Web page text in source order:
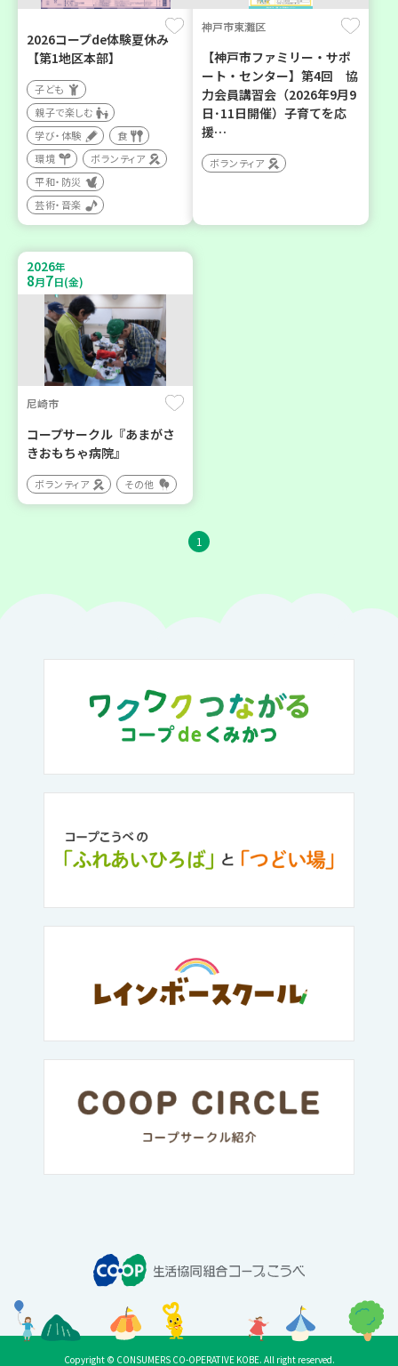
2026コープde体験夏休み
【第1地区本部】
子ども
親子で楽しむ
学び・体験
食
環境
ボランティア
平和・防災
芸術・音楽
神戸市東灘区
【神戸市ファミリー・サポ
ート・センター】第4回 協
力会員講習会（2026年9月9
日･11日開催）子育てを応
援…
ボランティア
2026年
8月7日(金)
尼崎市
コープサークル『あまがさ
きおもちゃ病院』
ボランティア その他
1
Copyright © CONSUMERS CO-OPERATIVE KOBE. All right reserved.